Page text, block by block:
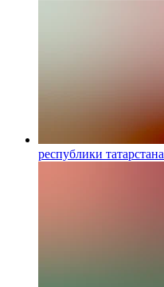
республики татарстана